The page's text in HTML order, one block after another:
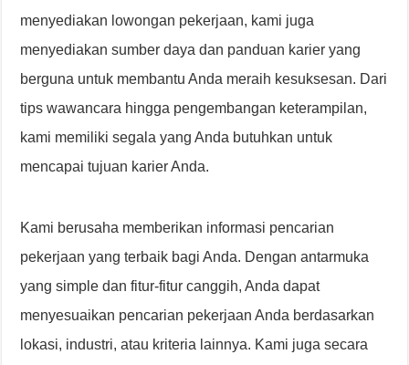
menyediakan lowongan pekerjaan, kami juga
menyediakan sumber daya dan panduan karier yang
berguna untuk membantu Anda meraih kesuksesan. Dari
tips wawancara hingga pengembangan keterampilan,
kami memiliki segala yang Anda butuhkan untuk
mencapai tujuan karier Anda.
Kami berusaha memberikan informasi pencarian
pekerjaan yang terbaik bagi Anda. Dengan antarmuka
yang simple dan fitur-fitur canggih, Anda dapat
menyesuaikan pencarian pekerjaan Anda berdasarkan
lokasi, industri, atau kriteria lainnya. Kami juga secara